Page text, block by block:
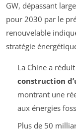
GW, dépassant
pour 2030 par le
renouvelable
stratégie
La Chine a
construction
montrant une
aux énergies
Plus de 50